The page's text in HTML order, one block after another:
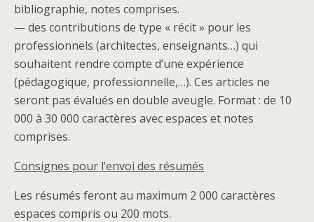
bibliographie, notes comprises.
— des contributions de type « récit » pour les
professionnels (architectes, enseignants…) qui
souhaitent rendre compte d’une expérience
(pédagogique, professionnelle,…). Ces articles ne
seront pas évalués en double aveugle. Format : de 10
000 à 30 000 caractères avec espaces et notes
comprises.
Consignes pour l’envoi des résumés
Les résumés feront au maximum 2 000 caractères
espaces compris ou 200 mots.